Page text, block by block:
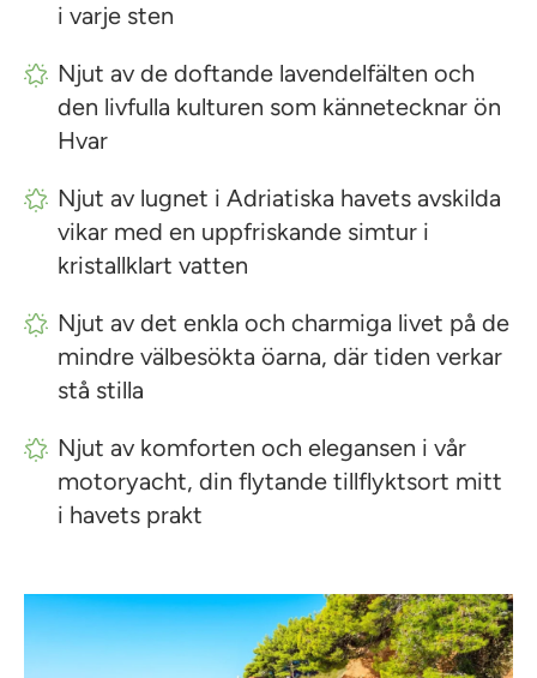
i varje sten
Njut av de doftande lavendelfälten och
den livfulla kulturen som kännetecknar ön
Hvar
Njut av lugnet i Adriatiska havets avskilda
vikar med en uppfriskande simtur i
kristallklart vatten
Njut av det enkla och charmiga livet på de
mindre välbesökta öarna, där tiden verkar
stå stilla
Njut av komforten och elegansen i vår
motoryacht, din flytande tillflyktsort mitt
i havets prakt